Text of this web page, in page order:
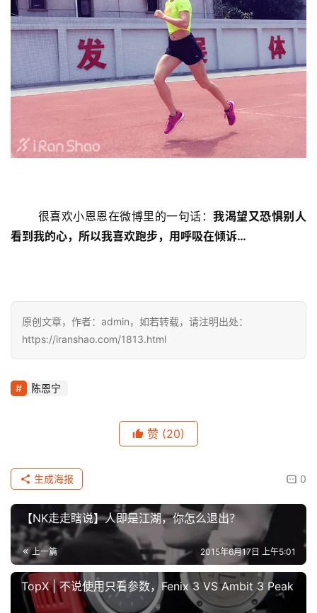
很喜欢小恩恩在微博里的一句话： 我渴望又恐惧别人
看到我的心，所以我喜欢跑步，用呼吸在倾诉…
原创文章，作者：admin，如若转载，请注明出处：
https://iranshao.com/1813.html
陈恩宁
赞 (20)
0
生成海报
【NK走走瞎说】人即是江湖，你怎么退出？
上一篇 2015年6月17日 上午5:01
TopX | 不说使用只看参数，Fenix 3 VS Ambit 3 Peak